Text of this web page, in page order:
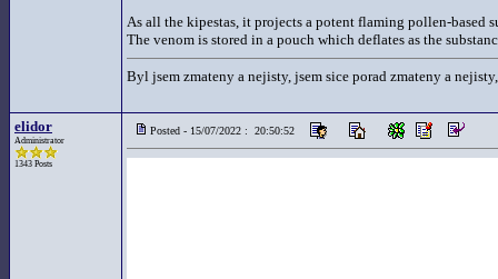
As all the kipestas, it projects a potent flaming pollen-based
The venom is stored in a pouch which deflates as the
Byl jsem zmateny a nejisty, jsem sice porad zmateny a
elidor
Administrator
1343 Posts
Posted - 15/07/2022 : 20:50:52